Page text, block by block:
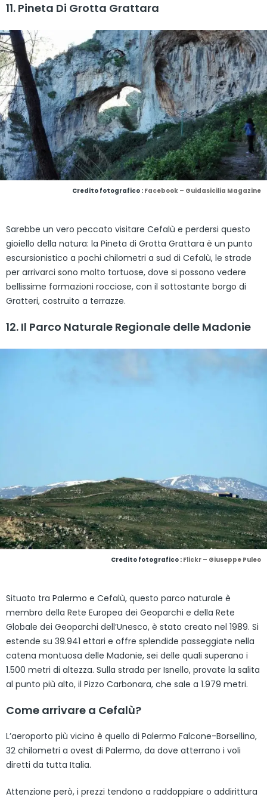
11. Pineta Di Grotta Grattara
Credito fotografico : Facebook – Guidasicilia Magazine
Sarebbe un vero peccato visitare Cefalù e perdersi questo
gioiello della natura: la Pineta di Grotta Grattara è un punto
escursionistico a pochi chilometri a sud di Cefalù, le strade
per arrivarci sono molto tortuose, dove si possono vedere
bellissime formazioni rocciose, con il sottostante borgo di
Gratteri, costruito a terrazze.
12. Il Parco Naturale Regionale delle Madonie
Credito fotografico : Flickr – Giuseppe Puleo
Situato tra Palermo e Cefalù, questo parco naturale è
membro della Rete Europea dei Geoparchi e della Rete
Globale dei Geoparchi dell’Unesco, è stato creato nel 1989. Si
estende su 39.941 ettari e offre splendide passeggiate nella
catena montuosa delle Madonie, sei delle quali superano i
1.500 metri di altezza. Sulla strada per Isnello, provate la salita
al punto più alto, il Pizzo Carbonara, che sale a 1.979 metri.
Come arrivare a Cefalù?
L’aeroporto più vicino è quello di Palermo Falcone-Borsellino,
32 chilometri a ovest di Palermo, da dove atterrano i voli
diretti da tutta Italia.
Attenzione però, i prezzi tendono a raddoppiare o addirittura